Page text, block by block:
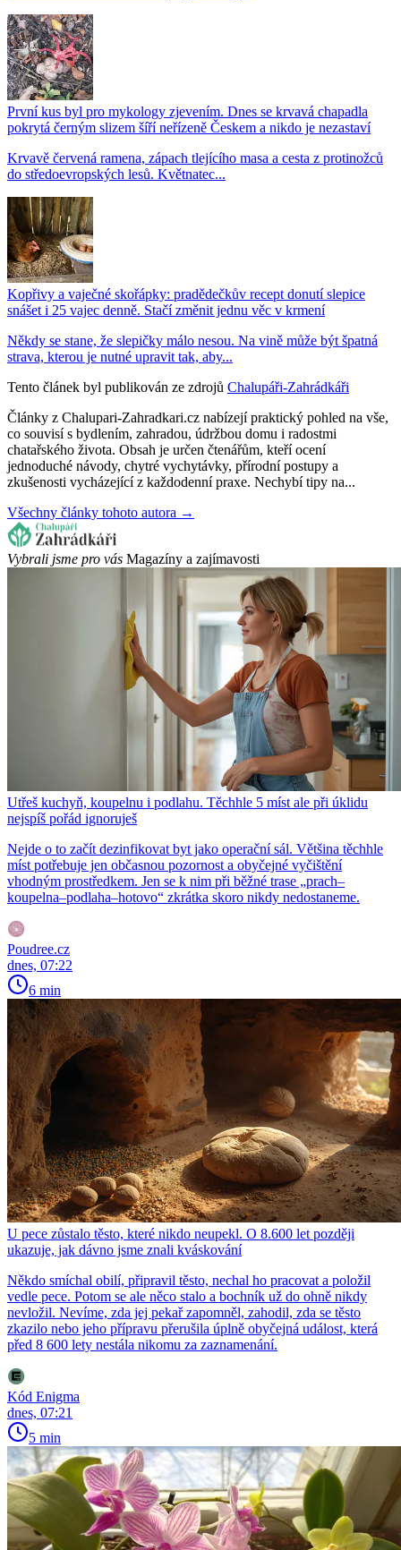
První kus byl pro mykology zjevením. Dnes se krvavá chapadla
pokrytá černým slizem šíří neřízeně Českem a nikdo je nezastaví
Krvavě červená ramena, zápach tlejícího masa a cesta z protinožců
do středoevropských lesů. Květnatec...
Kopřivy a vaječné skořápky: pradědečkův recept donutí slepice
snášet i 25 vajec denně. Stačí změnit jednu věc v krmení
Někdy se stane, že slepičky málo nesou. Na vině může být špatná
strava, kterou je nutné upravit tak, aby...
Tento článek byl publikován ze zdrojů Chalupáři-Zahrádkáři
Články z Chalupari-Zahradkari.cz nabízejí praktický pohled na vše,
co souvisí s bydlením, zahradou, údržbou domu i radostmi
chatařského života. Obsah je určen čtenářům, kteří ocení
jednoduché návody, chytré vychytávky, přírodní postupy a
zkušenosti vycházející z každodenní praxe. Nechybí tipy na...
Všechny články tohoto autora →
Vybrali jsme pro vás Magazíny a zajímavosti
Utřeš kuchyň, koupelnu i podlahu. Těchhle 5 míst ale při úklidu
nejspíš pořád ignoruješ
Nejde o to začít dezinfikovat byt jako operační sál. Většina těchhle
míst potřebuje jen občasnou pozornost a obyčejné vyčištění
vhodným prostředkem. Jen se k nim při běžné trase „prach–
koupelna–podlaha–hotovo“ zkrátka skoro nikdy nedostaneme.
Poudree.cz
dnes, 07:22
6 min
U pece zůstalo těsto, které nikdo neupekl. O 8.600 let později
ukazuje, jak dávno jsme znali kváskování
Někdo smíchal obilí, připravil těsto, nechal ho pracovat a položil
vedle pece. Potom se ale něco stalo a bochník už do ohně nikdy
nevložil. Nevíme, zda jej pekař zapomněl, zahodil, zda se těsto
zkazilo nebo jeho přípravu přerušila úplně obyčejná událost, která
před 8 600 lety nestála nikomu za zaznamenání.
Kód Enigma
dnes, 07:21
5 min